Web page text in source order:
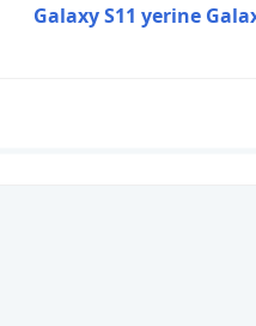
Galaxy S11 yerine